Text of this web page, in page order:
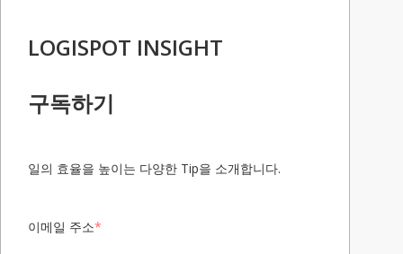
LOGISPOT INSIGHT
구독하기
일의 효율을 높이는 다양한 Tip을 소개합니다.
이메일 주소*